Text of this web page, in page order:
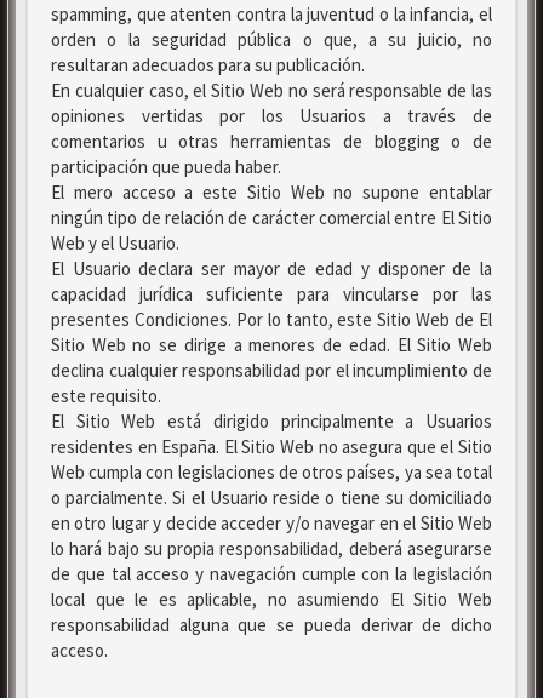
spamming, que atenten contra la juventud o la infancia, el
orden o la seguridad pública o que, a su juicio, no
resultaran adecuados para su publicación.
En cualquier caso, el Sitio Web no será responsable de las
opiniones vertidas por los Usuarios a través de
comentarios u otras herramientas de blogging o de
participación que pueda haber.
El mero acceso a este Sitio Web no supone entablar
ningún tipo de relación de carácter comercial entre El Sitio
Web y el Usuario.
El Usuario declara ser mayor de edad y disponer de la
capacidad jurídica suficiente para vincularse por las
presentes Condiciones. Por lo tanto, este Sitio Web de El
Sitio Web no se dirige a menores de edad. El Sitio Web
declina cualquier responsabilidad por el incumplimiento de
este requisito.
El Sitio Web está dirigido principalmente a Usuarios
residentes en España. El Sitio Web no asegura que el Sitio
Web cumpla con legislaciones de otros países, ya sea total
o parcialmente. Si el Usuario reside o tiene su domiciliado
en otro lugar y decide acceder y/o navegar en el Sitio Web
lo hará bajo su propia responsabilidad, deberá asegurarse
de que tal acceso y navegación cumple con la legislación
local que le es aplicable, no asumiendo El Sitio Web
responsabilidad alguna que se pueda derivar de dicho
acceso.